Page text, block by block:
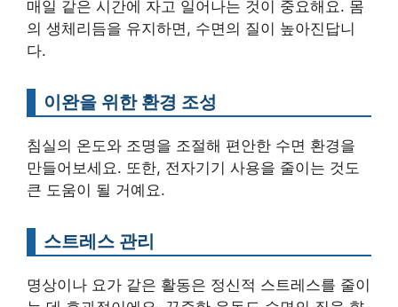
매일 같은 시간에 자고 일어나는 것이 중요해요. 몸
의 생체리듬을 유지하면, 수면의 질이 높아진답니
다.
이완을 위한 환경 조성
침실의 온도와 조명을 조절해 편안한 수면 환경을
만들어보세요. 또한, 전자기기 사용을 줄이는 것도
큰 도움이 될 거예요.
스트레스 관리
명상이나 요가 같은 활동은 정신적 스트레스를 줄이